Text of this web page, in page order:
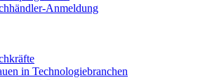
Anmeldung
in Technologiebranchen